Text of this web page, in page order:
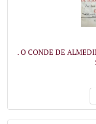
. O CONDE DE